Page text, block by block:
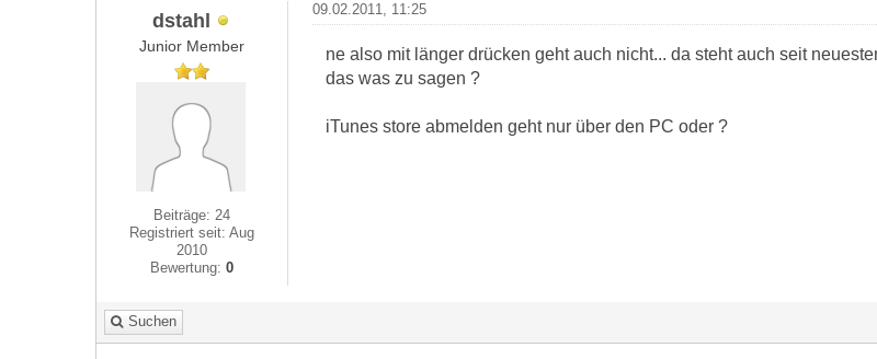
dstahl
Junior Member
Beiträge: 24
Registriert seit: Aug
2010
Bewertung:0
09.02.2011, 11:25
ne also mit länger drücken geht auch nicht... da steht auch seit
das was zu sagen ?
iTunes store abmelden geht nur über den PC oder ?
Suchen